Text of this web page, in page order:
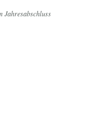
Jahresabschluss